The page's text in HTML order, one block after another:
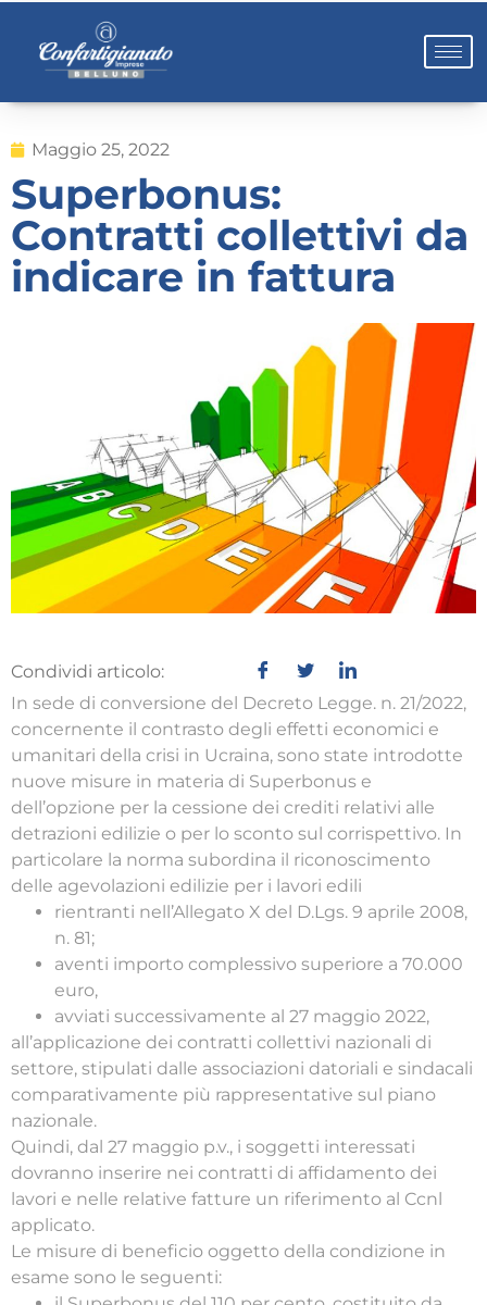
Maggio 25, 2022
Superbonus:
Contratti collettivi da
indicare in fattura
Condividi articolo:
In sede di conversione del Decreto Legge. n. 21/2022,
concernente il contrasto degli effetti economici e
umanitari della crisi in Ucraina, sono state introdotte
nuove misure in materia di Superbonus e
dell’opzione per la cessione dei crediti relativi alle
detrazioni edilizie o per lo sconto sul corrispettivo. In
particolare la norma subordina il riconoscimento
delle agevolazioni edilizie per i lavori edili
rientranti nell’Allegato X del D.Lgs. 9 aprile 2008,
n. 81;
aventi importo complessivo superiore a 70.000
euro,
avviati successivamente al 27 maggio 2022,
all’applicazione dei contratti collettivi nazionali di
settore, stipulati dalle associazioni datoriali e sindacali
comparativamente più rappresentative sul piano
nazionale.
Quindi, dal 27 maggio p.v., i soggetti interessati
dovranno inserire nei contratti di affidamento dei
lavori e nelle relative fatture un riferimento al Ccnl
applicato.
Le misure di beneficio oggetto della condizione in
esame sono le seguenti: